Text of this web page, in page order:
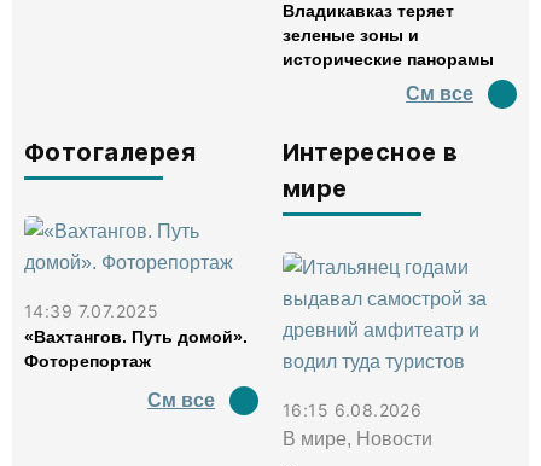
Владикавказ теряет
зеленые зоны и
исторические панорамы
См все
Фотогалерея
14:39 7.07.2025
«Вахтангов. Путь домой».
Фоторепортаж
См все
Интересное в
мире
16:15 6.08.2026
В мире, Новости